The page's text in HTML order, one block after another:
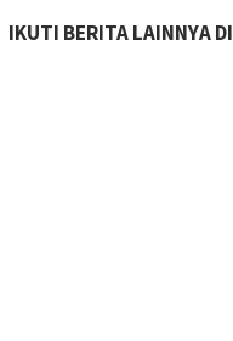
IKUTI BERITA LAINNYA DI